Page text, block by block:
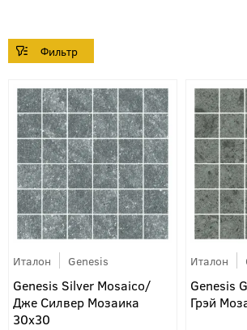
Италон Genesis
Genesis Silver Mosaico/
Дже Силвер Мозаика
30х30
Италон
Genesis
Грэй